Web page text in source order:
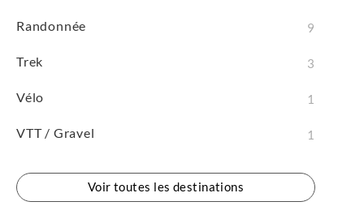
Randonnée 9
Trek 3
Vélo 1
VTT / Gravel 1
Voir toutes les destinations